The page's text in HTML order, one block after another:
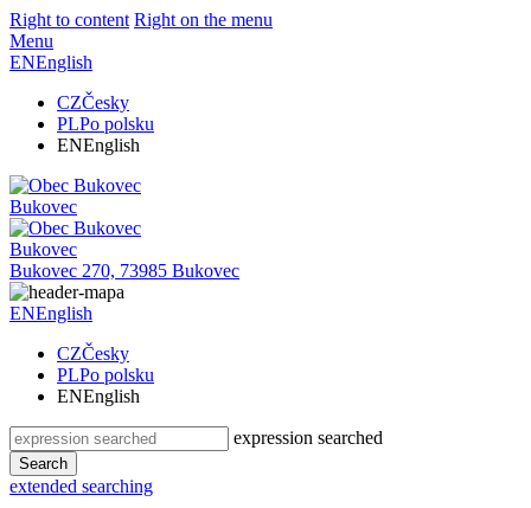
Right to content Right on the menu
Menu
ENEnglish
CZČesky
PLPo polsku
ENEnglish
Bukovec
Bukovec
Bukovec 270, 73985 Bukovec
ENEnglish
CZČesky
PLPo polsku
ENEnglish
expression searched
Search
extended searching